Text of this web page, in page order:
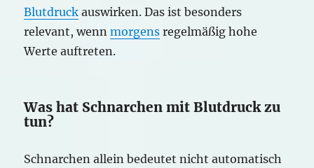
Blutdruck auswirken. Das ist besonders
relevant, wennmorgens regelmäßig hohe
Werte auftreten.
Was hat Schnarchen mit Blutdruck zu
tun?
Schnarchen allein bedeutet nicht automatisch